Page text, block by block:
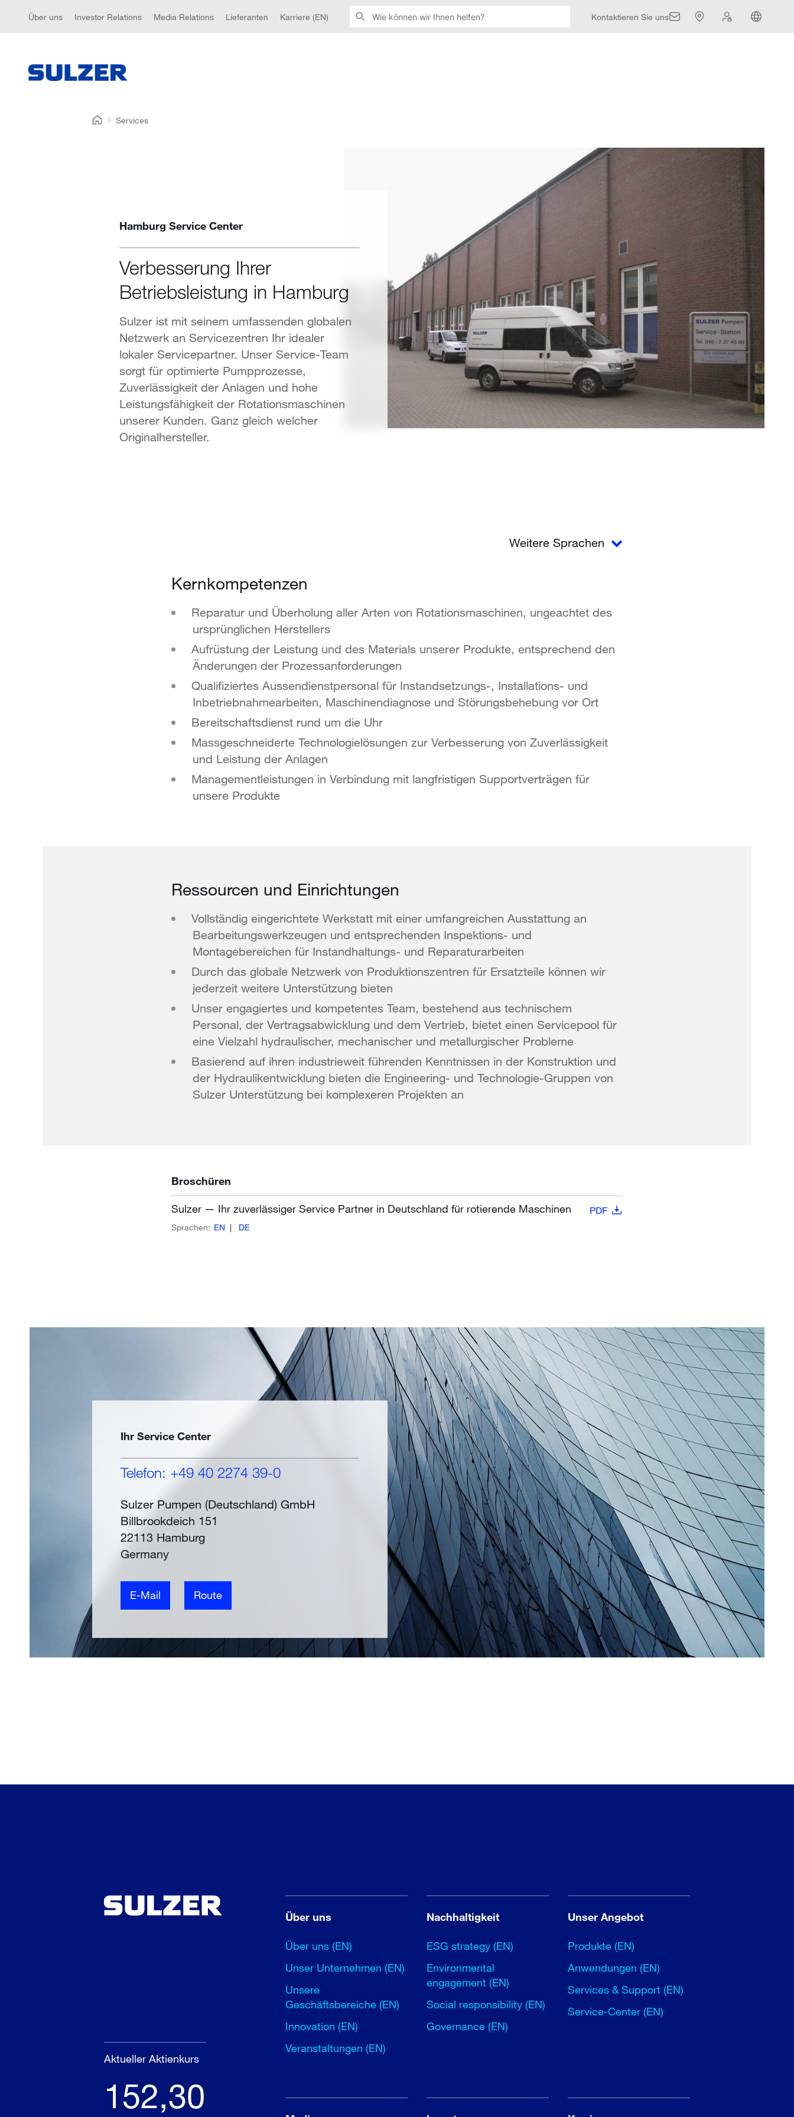
Kontaktieren Sie uns
Über uns Investor Relations Media Relations Lieferanten Karriere (EN)
Services
Hamburg Service Center
Verbesserung Ihrer
Betriebsleistung in Hamburg
Sulzer ist mit seinem umfassenden globalen
Netzwerk an Servicezentren Ihr idealer
lokaler Servicepartner. Unser Service-Team
sorgt für optimierte Pumpprozesse,
Zuverlässigkeit der Anlagen und hohe
Leistungsfähigkeit der Rotationsmaschinen
unserer Kunden. Ganz gleich welcher
Originalhersteller.
Weitere Sprachen
Kernkompetenzen
Reparatur und Überholung aller Arten von Rotationsmaschinen, ungeachtet des
ursprünglichen Herstellers
Aufrüstung der Leistung und des Materials unserer Produkte, entsprechend den
Änderungen der Prozessanforderungen
Qualifiziertes Aussendienstpersonal für Instandsetzungs-, Installations- und
Inbetriebnahmearbeiten, Maschinendiagnose und Störungsbehebung vor Ort
Bereitschaftsdienst rund um die Uhr
Massgeschneiderte Technologielösungen zur Verbesserung von Zuverlässigkeit
und Leistung der Anlagen
Managementleistungen in Verbindung mit langfristigen Supportverträgen für
unsere Produkte
Ressourcen und Einrichtungen
Vollständig eingerichtete Werkstatt mit einer umfangreichen Ausstattung an
Bearbeitungswerkzeugen und entsprechenden Inspektions- und
Montagebereichen für Instandhaltungs- und Reparaturarbeiten
Durch das globale Netzwerk von Produktionszentren für Ersatzteile können wir
jederzeit weitere Unterstützung bieten
Unser engagiertes und kompetentes Team, bestehend aus technischem
Personal, der Vertragsabwicklung und dem Vertrieb, bietet einen Servicepool für
eine Vielzahl hydraulischer, mechanischer und metallurgischer Probleme
Basierend auf ihren industrieweit führenden Kenntnissen in der Konstruktion und
der Hydraulikentwicklung bieten die Engineering- und Technologie-Gruppen von
Sulzer Unterstützung bei komplexeren Projekten an
Broschüren
Sulzer — Ihr zuverlässiger Service Partner in Deutschland für rotierende Maschinen PDF
Sprachen: EN DE
Ihr Service Center
Telefon: +49 40 2274 39-0
Sulzer Pumpen (Deutschland) GmbH
Billbrookdeich 151
22113 Hamburg
Germany
E-Mail Route
Aktueller Aktienkurs
152,30
Über uns
Über uns (EN)
Unser Unternehmen (EN)
Unsere
Geschäftsbereiche (EN)
Innovation (EN)
Veranstaltungen (EN)
Nachhaltigkeit
ESG strategy (EN)
Environmental
engagement (EN)
Social responsibility (EN)
Governance (EN)
Unser Angebot
Produkte (EN)
Anwendungen (EN)
Services & Support (EN)
Service-Center (EN)